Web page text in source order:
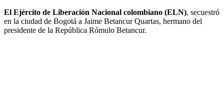
El Ejército de Liberación Nacional colombiano (ELN), secuestró
en la ciudad de Bogotá a Jaime Betancur Quartas, hermano del
presidente de la República Rómulo Betancur.